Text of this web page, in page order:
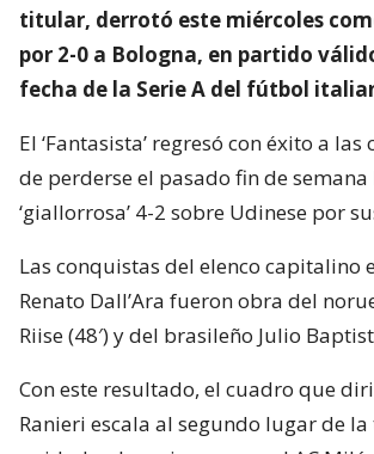
titular, derrotó este miércoles
por 2-0 a Bologna, en partido
fecha de la Serie A del fútbol
El ‘Fantasista’ regresó con éxito a las
de perderse el pasado fin de
‘giallorrosa’ 4-2 sobre Udinese por
Las conquistas del elenco capitalino
Renato Dall’Ara fueron obra del
Riise (48′) y del brasileño Julio
Con este resultado, el cuadro que
Ranieri escala al segundo lugar de